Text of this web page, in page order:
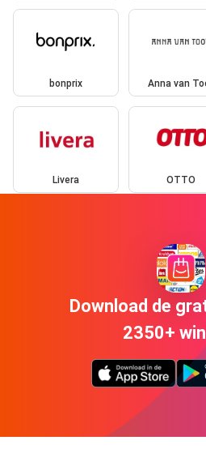
bonprix Anna van
Livera OTTO
Download de
2350+